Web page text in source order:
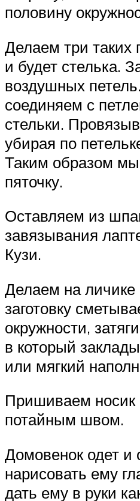
половину
Делаем три таких
и будет стелька.
воздушных
соединяем с
стельки.
убирая по
Таким образом
пяточку.
Оставляем из
завязывания
Кузи.
Делаем на личике
заготовку
окружности,
в который
или мягкий
Пришиваем носик
потайным швом.
Домовенок одет и
нарисовать ему
дать ему в руки